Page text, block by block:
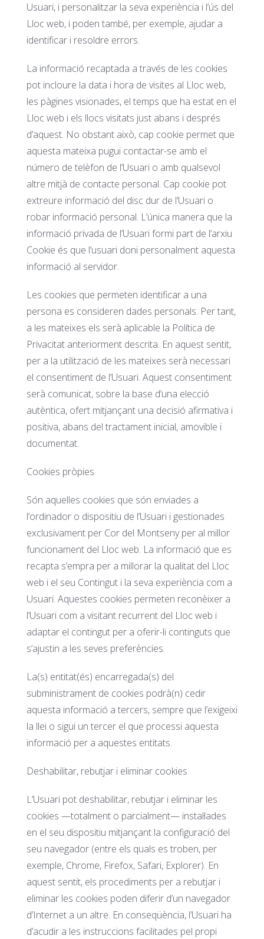
Usuari, i personalitzar la seva experiència i l’ús del
Lloc web, i poden també, per exemple, ajudar a
identificar i resoldre errors.
La informació recaptada a través de les cookies
pot incloure la data i hora de visites al Lloc web,
les pàgines visionades, el temps que ha estat en el
Lloc web i els llocs visitats just abans i després
d’aquest. No obstant això, cap cookie permet que
aquesta mateixa pugui contactar-se amb el
número de telèfon de l’Usuari o amb qualsevol
altre mitjà de contacte personal. Cap cookie pot
extreure informació del disc dur de l’Usuari o
robar informació personal. L’única manera que la
informació privada de l’Usuari formi part de l’arxiu
Cookie és que l’usuari doni personalment aquesta
informació al servidor.
Les cookies que permeten identificar a una
persona es consideren dades personals. Per tant,
a les mateixes els serà aplicable la Política de
Privacitat anteriorment descrita. En aquest sentit,
per a la utilització de les mateixes serà necessari
el consentiment de l’Usuari. Aquest consentiment
serà comunicat, sobre la base d’una elecció
autèntica, ofert mitjançant una decisió afirmativa i
positiva, abans del tractament inicial, amovible i
documentat.
Cookies pròpies
Són aquelles cookies que són enviades a
l’ordinador o dispositiu de l’Usuari i gestionades
exclusivament per Cor del Montseny per al millor
funcionament del Lloc web. La informació que es
recapta s’empra per a millorar la qualitat del Lloc
web i el seu Contingut i la seva experiència com a
Usuari. Aquestes cookies permeten reconèixer a
l’Usuari com a visitant recurrent del Lloc web i
adaptar el contingut per a oferir-li continguts que
s’ajustin a les seves preferències.
La(s) entitat(és) encarregada(s) del
subministrament de cookies podrà(n) cedir
aquesta informació a tercers, sempre que l’exigeixi
la llei o sigui un tercer el que processi aquesta
informació per a aquestes entitats.
Deshabilitar, rebutjar i eliminar cookies
L’Usuari pot deshabilitar, rebutjar i eliminar les
cookies —totalment o parcialment— instal·lades
en el seu dispositiu mitjançant la configuració del
seu navegador (entre els quals es troben, per
exemple, Chrome, Firefox, Safari, Explorer). En
aquest sentit, els procediments per a rebutjar i
eliminar les cookies poden diferir d’un navegador
d’Internet a un altre. En conseqüència, l’Usuari ha
d’acudir a les instruccions facilitades pel propi